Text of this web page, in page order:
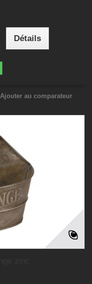
Détails
Ajouter au comparateur